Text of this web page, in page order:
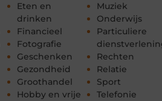
Eten en
drinken
Financieel
Fotografie
Geschenken
Gezondheid
Groothandel
Hobby en vrije
Muziek
Onderwijs
Particuliere
Rechten
Relatie
Sport
Telefonie